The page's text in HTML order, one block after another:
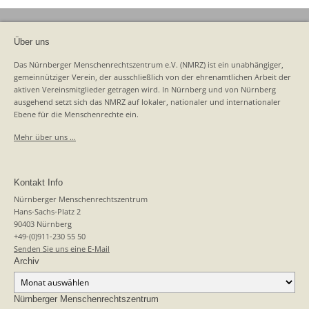
Über uns
Das Nürnberger Menschenrechtszentrum e.V. (NMRZ) ist ein unabhängiger,
gemeinnütziger Verein, der ausschließlich von der ehrenamtlichen Arbeit der
aktiven Vereinsmitglieder getragen wird. In Nürnberg und von Nürnberg
ausgehend setzt sich das NMRZ auf lokaler, nationaler und internationaler
Ebene für die Menschenrechte ein.
Mehr über uns …
Kontakt Info
Nürnberger Menschenrechtszentrum
Hans-Sachs-Platz 2
90403 Nürnberg
+49-(0)911-230 55 50
Senden Sie uns eine E-Mail
Archiv
Nürnberger Menschenrechtszentrum